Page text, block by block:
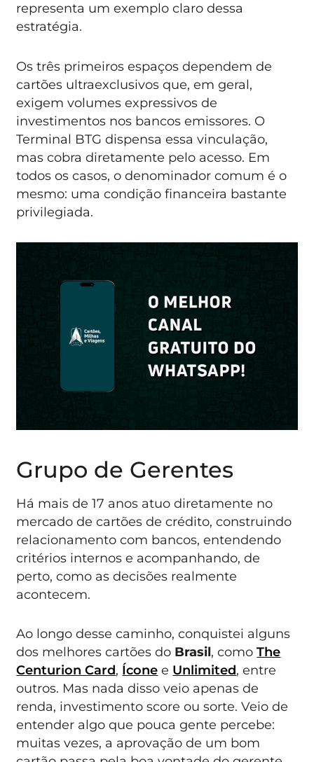
representa um exemplo claro dessa
estratégia.
Os três primeiros espaços dependem de
cartões ultraexclusivos que, em geral,
exigem volumes expressivos de
investimentos nos bancos emissores. O
Terminal BTG dispensa essa vinculação,
mas cobra diretamente pelo acesso. Em
todos os casos, o denominador comum é o
mesmo: uma condição financeira bastante
privilegiada.
Grupo de Gerentes
Há mais de 17 anos atuo diretamente no
mercado de cartões de crédito, construindo
relacionamento com bancos, entendendo
critérios internos e acompanhando, de
perto, como as decisões realmente
acontecem.
Ao longo desse caminho, conquistei alguns
dos melhores cartões do Brasil, comoThe
Centurion Card, Ícone e Unlimited, entre
outros. Mas nada disso veio apenas de
renda, investimento score ou sorte. Veio de
entender algo que pouca gente percebe:
muitas vezes, a aprovação de um bom